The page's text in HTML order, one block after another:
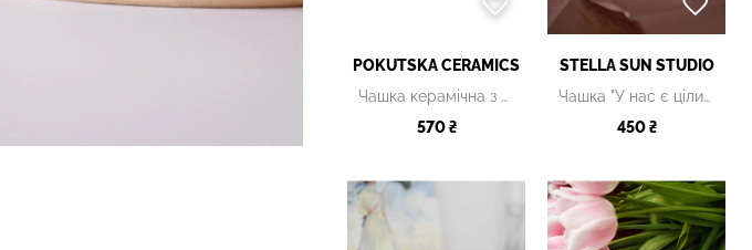
POKUTSKA CERAMICS
Чашка керамічна з принтом
570 ₴
STELLA SUN STUDIO
Чашка "У нас є цілий світ на двох"
450 ₴